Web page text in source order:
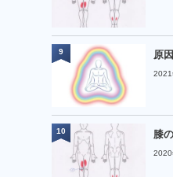
原
2021
9
膝
2020
10